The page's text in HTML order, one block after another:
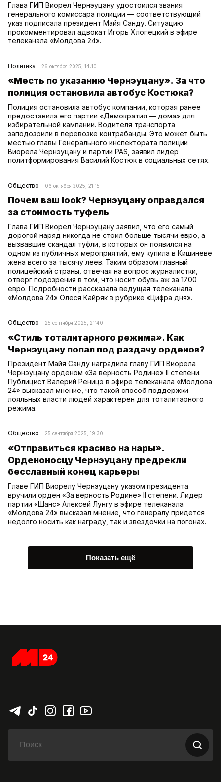
Глава ГИП Виорел Чернэуцану удостоился звания
генерального комиссара полиции — соответствующий
указ подписала президент Майя Санду. Ситуацию
прокомментировал адвокат Игорь Хлопецкий в эфире
телеканала «Молдова 24».
Политика 26 октября 2025, 14:10
«Месть по указанию Чернэуцану». За что
полиция остановила автобус Костюка?
Полиция остановила автобус компании, которая ранее
предоставила его партии «Демократия — дома» для
избирательной кампании. Водителя транспорта
заподозрили в перевозке контрабанды. Это может быть
местью главы Генерального инспектората полиции
Виорела Чернэуцану и партии PAS, заявил лидер
политформирования Василий Костюк в социальных сетях.
Общество 06 октября 2025, 21:15
Почем ваш look? Чернэуцану оправдался
за стоимость туфель
Глава ГИП Виорел Чернэуцану заявил, что его самый
дорогой наряд никогда не стоил больше тысячи евро, а
вызвавшие скандал туфли, в которых он появился на
одном из публичных мероприятий, ему купила в Кишиневе
жена всего за тысячу леев. Таким образом главный
полицейский страны, отвечая на вопрос журналистки,
отверг подозрения в том, что носит обувь аж за 1700
евро. Подробности рассказала ведущая телеканала
«Молдова 24» Олеся Кайряк в рубрике «Цифра дня».
Общество 25 сентября 2025, 21:40
«Стиль тоталитарного режима». Как
Чернэуцану попал под раздачу орденов?
Президент Майя Санду наградила главу ГИП Виорела
Чернэуцану орденом «За верность Родине» II степени.
Публицист Валерий Реницэ в эфире телеканала «Молдова
24» высказал мнение, что такой способ поддержки
лояльных власти людей характерен для тоталитарного
режима.
Общество 25 сентября 2025, 19:30
«Отправиться красиво на нары».
Орденоносцу Чернэуцану предрекли
бесславный конец карьеры
Главе ГИП Виорелу Чернэуцану указом президента
вручили орден «За верность Родине» II степени. Лидер
партии «Шанс» Алексей Лунгу в эфире телеканала
«Молдова 24» высказал мнение, что генералу придется
недолго носить как награду, так и звездочки на погонах.
Показать ещё